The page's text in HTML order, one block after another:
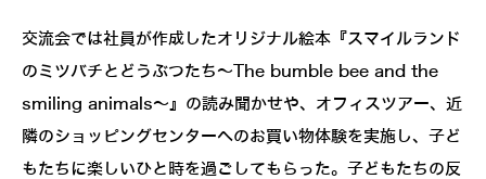
交流会では社員が作成したオリジナル絵本『スマイルランド
のミツバチとどうぶつたち～The bumble bee and the
smiling animals～』の読み聞かせや、オフィスツアー、近
隣のショッピングセンターへのお買い物体験を実施し、子ど
もたちに楽しいひと時を過ごしてもらった。子どもたちの反